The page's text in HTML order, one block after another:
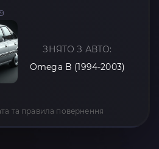
ЗНЯТО З АВТО:
Omega B (1994-2003)
та правила повернення